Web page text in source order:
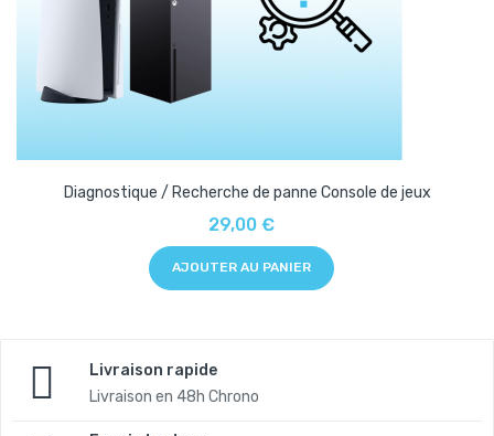
Diagnostique / Recherche de panne Console de jeux
29,00 €
AJOUTER AU PANIER
Livraison rapide
Livraison en 48h Chrono